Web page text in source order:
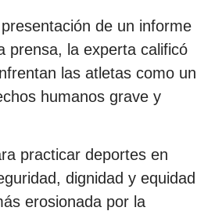
de un informe
prensa, la experta calificó
las atletas como un
humanos grave y
practicar deportes en
dignidad y equidad
erosionada por la